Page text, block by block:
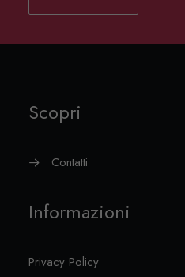
Scopri
Contatti
Informazioni
Privacy Policy